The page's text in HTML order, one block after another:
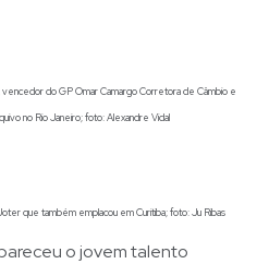
do GP Omar Camargo Corretora de Câmbio e
no Rio Janeiro; foto: Alexandre Vidal
que também emplacou em Curitiba; foto: Ju Ribas
o jovem talento